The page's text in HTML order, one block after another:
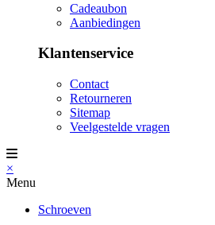
Cadeaubon
Aanbiedingen
Klantenservice
Contact
Retourneren
Sitemap
Veelgestelde vragen
×
Menu
Schroeven